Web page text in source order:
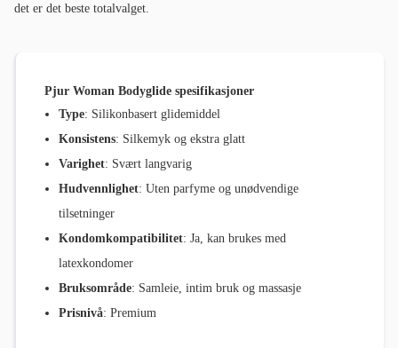
det er det beste totalvalget.
Pjur Woman Bodyglide spesifikasjoner
Type: Silikonbasert glidemiddel
Konsistens: Silkemyk og ekstra glatt
Varighet: Svært langvarig
Hudvennlighet: Uten parfyme og unødvendige
tilsetninger
Kondomkompatibilitet: Ja, kan brukes med
latexkondomer
Bruksområde: Samleie, intim bruk og massasje
Prisnivå: Premium